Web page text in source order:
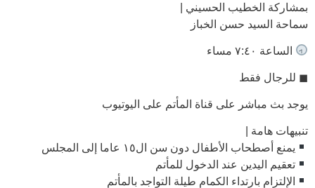
بمشاركة الخطيب الحسيني |
سماحة السيد حسن الخباز
الساعة ٧:٤٠ مساء
◼ للرجال فقط
يوجد بث مباشر على قناة المأتم على اليوتيوب
تنبيهات هامة |
يمنع أصطحاب الأطفال دون سن ال١٥ عاما إلى المجلس
تعقيم اليدين عند الدخول للمأتم
الإلتزام بارتداء الكمام طيلة التواجد بالمأتم